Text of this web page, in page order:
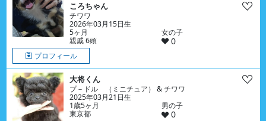
ころちゃん
チワワ
2026年03月15日生
5ヶ月
女の子
親戚 6頭
0
プロフィール
大将くん
プ－ドル （ミニチュア） & チワワ
2025年03月21日生
1歳5ヶ月
男の子
東京都
0